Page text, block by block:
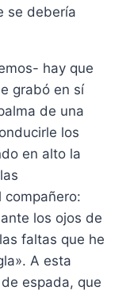
se debería
hay que
grabó en sí
de una
los
en alto la
los ojos de
faltas que he
A esta
espada, que